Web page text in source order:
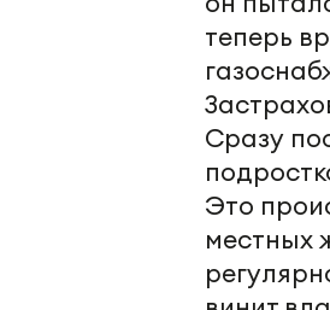
теперь
Сразу
Это
местных